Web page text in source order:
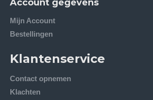
Account gegevens
Mijn Account
Bestellingen
Klantenservice
Contact opnemen
Klachten